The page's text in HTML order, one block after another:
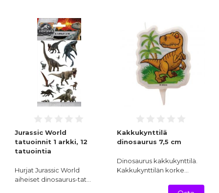
Jurassic World
tatuoinnit 1 arkki, 12
tatuointia
Hurjat Jurassic World
aiheiset dinosaurus-tat…
Kakkukynttilä
dinosaurus 7,5 cm
Dinosaurus kakkukynttilä.
Kakkukynttilän korke…